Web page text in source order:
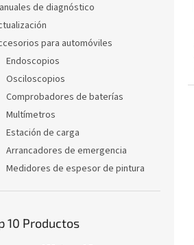
de diagnóstico
para automóviles
Endoscopios
Osciloscopios
Comprobadores de baterías
Multímetros
Estación de carga
Arrancadores de emergencia
Medidores de espesor de pintura
10 Productos